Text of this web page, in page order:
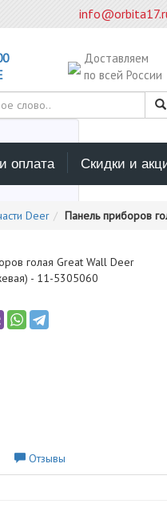
Доставляем
по всей России
поиска
оплата Скидки и
Deer Панель приборов
Отзывы